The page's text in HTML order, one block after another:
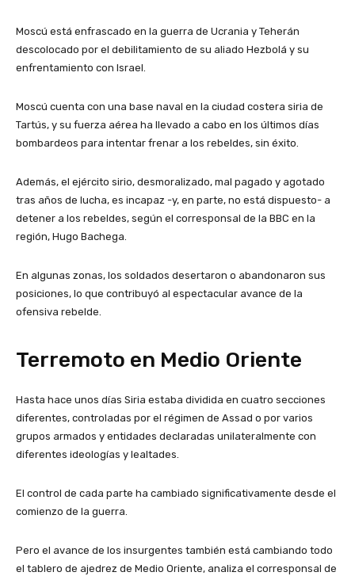
Moscú está enfrascado en la guerra de Ucrania y Teherán
descolocado por el debilitamiento de su aliado Hezbolá y su
enfrentamiento con Israel.
Moscú cuenta con una base naval en la ciudad costera siria de
Tartús, y su fuerza aérea ha llevado a cabo en los últimos días
bombardeos para intentar frenar a los rebeldes, sin éxito.
Además, el ejército sirio, desmoralizado, mal pagado y agotado
tras años de lucha, es incapaz -y, en parte, no está dispuesto- a
detener a los rebeldes, según el corresponsal de la BBC en la
región, Hugo Bachega.
En algunas zonas, los soldados desertaron o abandonaron sus
posiciones, lo que contribuyó al espectacular avance de la
ofensiva rebelde.
Terremoto en Medio Oriente
Hasta hace unos días Siria estaba dividida en cuatro secciones
diferentes, controladas por el régimen de Assad o por varios
grupos armados y entidades declaradas unilateralmente con
diferentes ideologías y lealtades.
El control de cada parte ha cambiado significativamente desde el
comienzo de la guerra.
Pero el avance de los insurgentes también está cambiando todo
el tablero de ajedrez de Medio Oriente, analiza el corresponsal de